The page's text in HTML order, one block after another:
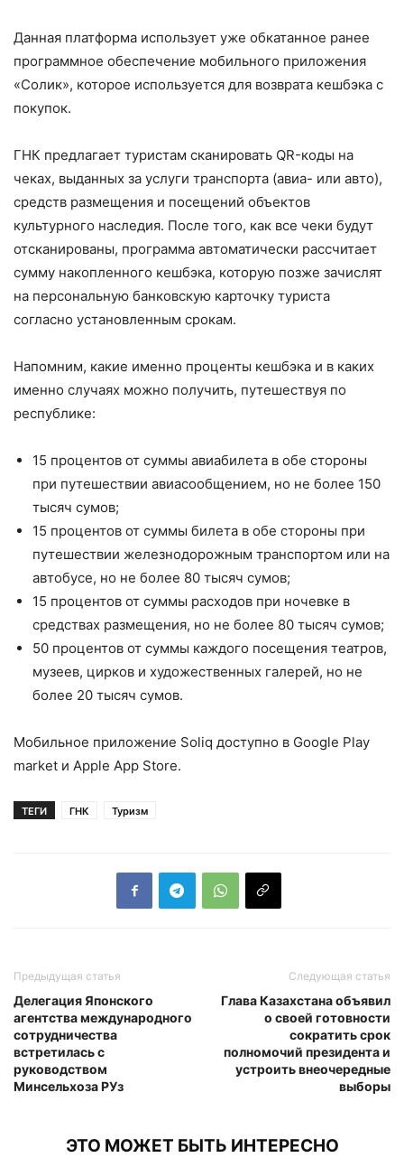
Данная платформа использует уже обкатанное ранее
программное обеспечение мобильного приложения
«Солик», которое используется для возврата кешбэка с
покупок.
ГНК предлагает туристам сканировать QR-коды на
чеках, выданных за услуги транспорта (авиа- или авто),
средств размещения и посещений объектов
культурного наследия. После того, как все чеки будут
отсканированы, программа автоматически рассчитает
сумму накопленного кешбэка, которую позже зачислят
на персональную банковскую карточку туриста
согласно установленным срокам.
Напомним, какие именно проценты кешбэка и в каких
именно случаях можно получить, путешествуя по
республике:
15 процентов от суммы авиабилета в обе стороны
при путешествии авиасообщением, но не более 150
тысяч сумов;
15 процентов от суммы билета в обе стороны при
путешествии железнодорожным транспортом или на
автобусе, но не более 80 тысяч сумов;
15 процентов от суммы расходов при ночевке в
средствах размещения, но не более 80 тысяч сумов;
50 процентов от суммы каждого посещения театров,
музеев, цирков и художественных галерей, но не
более 20 тысяч сумов.
Мобильное приложение Soliq доступно в Google Play
market и Apple App Store.
ТЕГИ ГНК Туризм
Предыдущая статья
Делегация Японского
агентства международного
сотрудничества
встретилась с
руководством
Минсельхоза РУз
Следующая статья
Глава Казахстана объявил
о своей готовности
сократить срок
полномочий президента и
устроить внеочередные
выборы
ЭТО МОЖЕТ БЫТЬ ИНТЕРЕСНО